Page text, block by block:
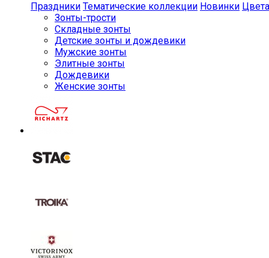
Праздники Тематические коллекции Новинки Цвета
Зонты-трости
Складные зонты
Детские зонты и дождевики
Мужские зонты
Элитные зонты
Дождевики
Женские зонты